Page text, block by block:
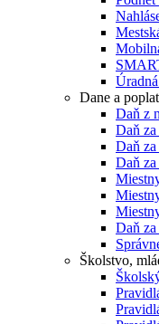
Dane a
Daň z
Daň za
Daň
Daň
Daň
Školstvo,